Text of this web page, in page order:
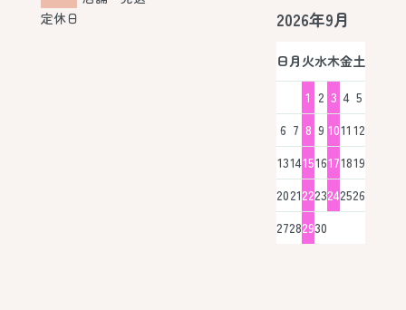
定休日
2026年9月
日月 火水木金土
1 2 3 4 5
6 7 8 9 1011 12
13141516171819
20212223242526
27282930